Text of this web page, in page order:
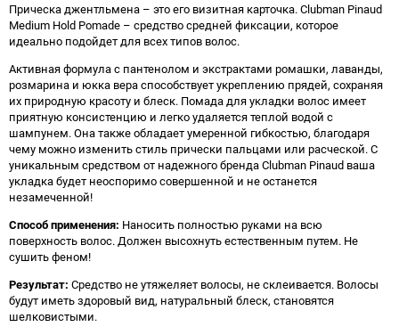
Прическа джентльмена – это его визитная карточка. Clubman Pinaud
Medium Hold Pomade – средство средней фиксации, которое
идеально подойдет для всех типов волос.
Активная формула с пантенолом и экстрактами ромашки, лаванды,
розмарина и юкка вера способствует укреплению прядей, сохраняя
их природную красоту и блеск. Помада для укладки волос имеет
приятную консистенцию и легко удаляется теплой водой с
шампунем. Она также обладает умеренной гибкостью, благодаря
чему можно изменить стиль прически пальцами или расческой. С
уникальным средством от надежного бренда Clubman Pinaud ваша
укладка будет неоспоримо совершенной и не останется
незамеченной!
Способ применения: Наносить полностью руками на всю
поверхность волос. Должен высохнуть естественным путем. Не
сушить феном!
Результат: Средство не утяжеляет волосы, не склеивается. Волосы
будут иметь здоровый вид, натуральный блеск, становятся
шелковистыми.